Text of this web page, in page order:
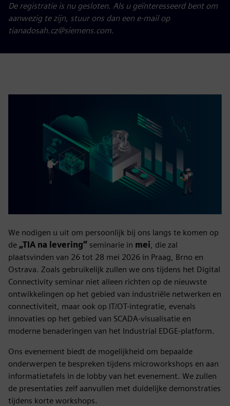
De registratie is nu gesloten. Als u geïnteresseerd bent om
aanwezig te zijn, stuur ons dan een e-mail op
tianadosah.cz@siemens.com.
We nodigen u uit om persoonlijk bij ons langs te komen op
de „TIA na levering” seminarie in mei , die zal
plaatsvinden van 26 tot 28 mei 2026 in Praag, Brno en
Ostrava. Zoals gebruikelijk zullen we ons tijdens het Digital
Connectivity seminar niet alleen richten op de nieuwste
ontwikkelingen op het gebied van industriële netwerken en
connectiviteit, maar ook op IT/OT-integratie, evenals
innovaties op het gebied van SCADA-visualisatie en
moderne benaderingen van het Industrial EDGE-platform.
Ons evenement biedt de mogelijkheid om bepaalde
onderwerpen te bespreken tijdens microworkshops en aan
informatietafels in de lobby van het evenement. We zullen
de presentaties zelf aanvullen met duidelijke demonstraties
tijdens korte workshops.